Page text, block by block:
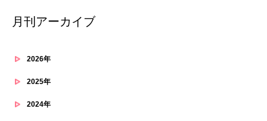
月刊アーカイブ
2026年
2025年
2024年